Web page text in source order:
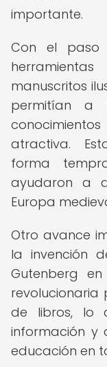
importante.
Con el paso
manuscritos
permitían a
atractiva.
forma
ayudaron a
Europa
Otro avance
la invención
Gutenberg
revolucionaria
de libros, lo
información y
educación en